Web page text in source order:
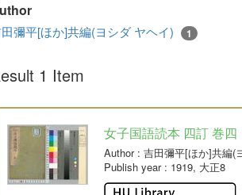
彌平[ほか]共編(ヨシダ ヤヘイ) 1
1 Item
女子国語読本 四訂 巻四
Author: 吉田彌平[ほか]共編
Publish year: 1919, 大正8